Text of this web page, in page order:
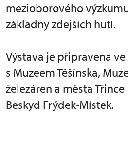
mezioborového
základny zdejších hutí.
Výstava je připravena
s Muzeem Těšínska,
železáren a města
Beskyd Frýdek-Místek.